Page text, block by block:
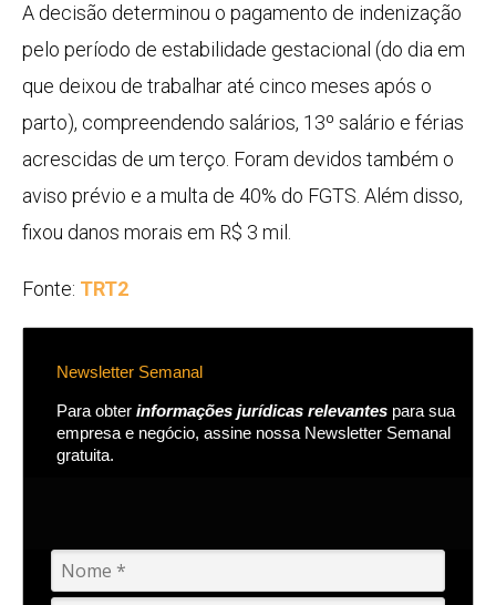
A decisão determinou o pagamento de indenização
pelo período de estabilidade gestacional (do dia em
que deixou de trabalhar até cinco meses após o
parto), compreendendo salários, 13º salário e férias
acrescidas de um terço. Foram devidos também o
aviso prévio e a multa de 40% do FGTS. Além disso,
fixou danos morais em R$ 3 mil.
Fonte: TRT2
Newsletter Semanal
Para obter informações jurídicas relevantes para sua
empresa e negócio, assine nossa Newsletter Semanal
gratuita.